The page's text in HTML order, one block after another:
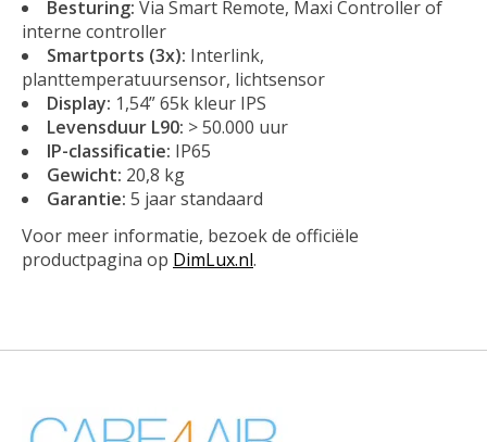
Besturing: Via Smart Remote, Maxi Controller of
interne controller
Smartports (3x): Interlink,
planttemperatuursensor, lichtsensor
Display: 1,54” 65k kleur IPS
Levensduur L90: > 50.000 uur
IP-classificatie: IP65
Gewicht: 20,8 kg
Garantie: 5 jaar standaard
Voor meer informatie, bezoek de officiële
productpagina op DimLux.nl.